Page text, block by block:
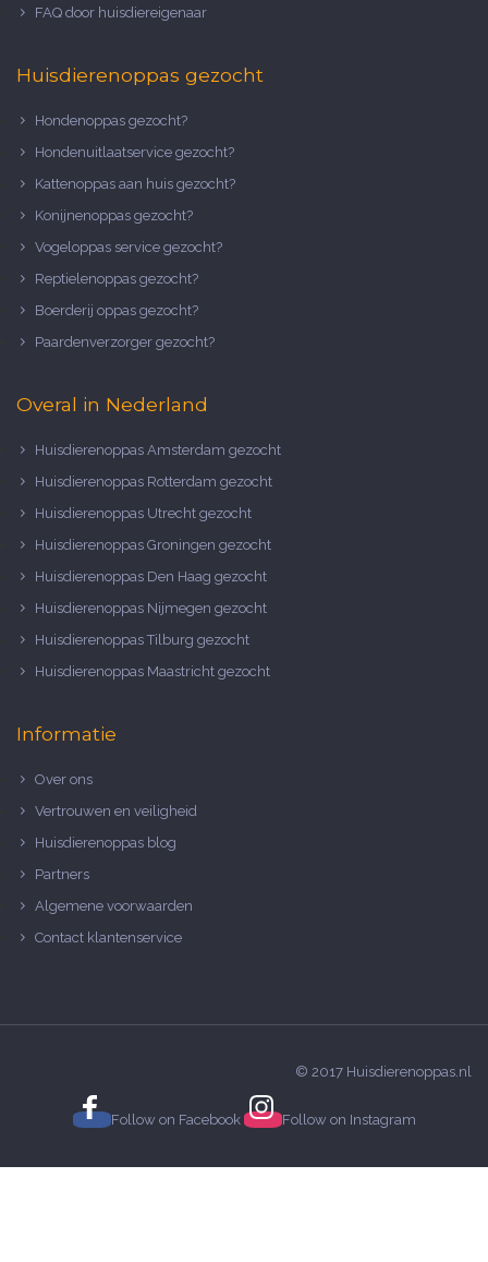
FAQ door huisdiereigenaar
Huisdierenoppas gezocht
Hondenoppas gezocht?
Hondenuitlaatservice gezocht?
Kattenoppas aan huis gezocht?
Konijnenoppas gezocht?
Vogeloppas service gezocht?
Reptielenoppas gezocht?
Boerderij oppas gezocht?
Paardenverzorger gezocht?
Overal in Nederland
Huisdierenoppas Amsterdam gezocht
Huisdierenoppas Rotterdam gezocht
Huisdierenoppas Utrecht gezocht
Huisdierenoppas Groningen gezocht
Huisdierenoppas Den Haag gezocht
Huisdierenoppas Nijmegen gezocht
Huisdierenoppas Tilburg gezocht
Huisdierenoppas Maastricht gezocht
Informatie
Over ons
Vertrouwen en veiligheid
Huisdierenoppas blog
Partners
Algemene voorwaarden
Contact klantenservice
© 2017 Huisdierenoppas.nl
Follow on Facebook Follow on Instagram